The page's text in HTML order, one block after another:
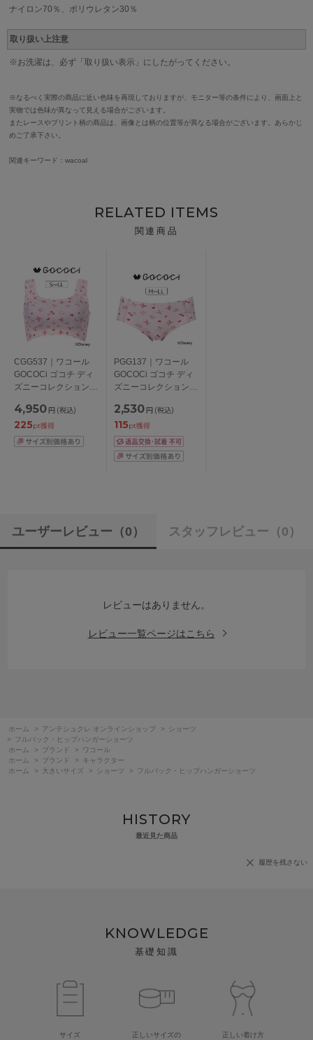
ナイロン70％、ポリウレタン30％
取り扱い上注意
※お洗濯は、必ず「取り扱い表示」にしたがってください。
※なるべく実際の商品に近い色味を再現しておりますが、モニター等の条件により、画面上と
実物では色味が異なって見える場合がございます。
またレースやプリント柄の商品は、画像とは柄の位置等が異なる場合がございます。あらかじ
めご了承下さい。
関連キーワード：wacoal
RELATED ITEMS
関連商品
CGG537｜ワコール
GOCOCi ゴコチ ディ
ズニーコレクション
S/M/L/LL
4,950 円 (税込)
225pt獲得
PGG137｜ワコール
GOCOCi ゴコチ ディ
ズニーコレクション
M/L/LL
2,530 円 (税込)
115pt獲得
ユーザーレビュー （0） スタッフレビュー （0）
レビューはありません。
レビュー一覧ページはこちら
ホーム > アンテシュクレ オンラインショップ >
ショーツ
>
フルバック・ヒップハンガーショーツ
ホーム
> ブランド >
ワコール
ホーム
> ブランド >
キャラクター
ホーム
> 大きいサイズ > ショーツ > フルバック・ヒップハンガーショーツ
HISTORY
最近見た商品
履歴を残さない
KNOWLEDGE
基礎知識
サイズ
正しいサイズの
正しい着け方